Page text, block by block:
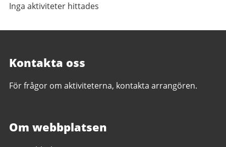
Inga aktiviteter hittades
Kontakta oss
För frågor om aktiviteterna, kontakta arrangören.
Om webbplatsen